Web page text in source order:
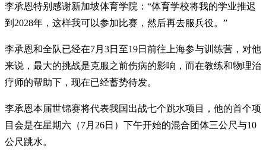
李承恩特别感谢新加坡体育学院：“体育学校将我的学业推迟
到2028年，这样我可以参加比赛，然后再去服兵役。”
李承恩和全队已经在7月3日至19日前往上海参与训练营，对他
来说，最大的挑战是克服之前伤病的影响，而在教练和物理治
疗师的帮助下，现在已经蓄势待发。
李承恩本届世锦赛将代表我国出战七个跳水项目，他的首个项
目会是在星期六（7月26日）下午开始的混合团体三公尺与10
公尺跳水。